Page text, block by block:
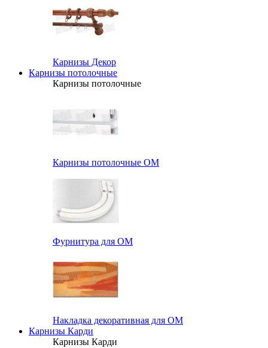
Карнизы Декор
Карнизы потолочные
Карнизы потолочные
Карнизы потолочные ОМ
Фурнитура для ОМ
Накладка декоративная для ОМ
Карнизы Карди
Карнизы Карди